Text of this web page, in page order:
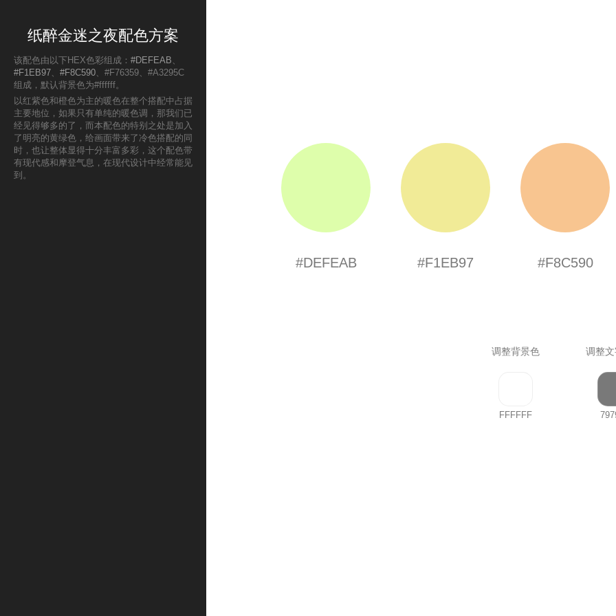
纸醉金迷之夜配色方案
该配色由以下HEX色彩组成： #DEFEAB 、
#F1EB97、 #F8C590、#F76359、#A3295C
组成，默认背景色为#ffffff。
以红紫色和橙色为主的暖色在整个搭配中占据
主要地位，如果只有单纯的暖色调，那我们已
经见得够多的了，而本配色的特别之处是加入
了明亮的黄绿色，给画面带来了冷色搭配的同
时，也让整体显得十分丰富多彩，这个配色带
有现代感和摩登气息，在现代设计中经常能见
到。
#DEFEAB #F1EB97 #F8C590
调整背景色 调整